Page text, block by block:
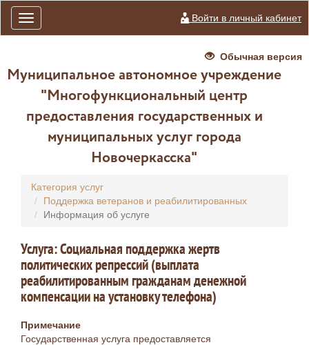
Toggle
navigation
Войти в личный кабинет
Обычная версия
Муниципальное автономное учреждение
"Многофункциональный центр
предоставления государственных и
муниципальных услуг города
Новочеркасска"
Категория услуг
Поддержка ветеранов и реабилитированных
Информация об услуге
Услуга: Социальная поддержка жертв
политических репрессий (выплата
реабилитированным гражданам денежной
компенсации на установку телефона)
Примечание
Государственная услуга предоставляется